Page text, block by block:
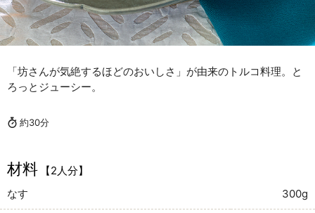
「坊さんが気絶するほどのおいしさ」が由来のトルコ料理。と
ろっとジューシー。
約30分
材料
【2人分】
なす
300g